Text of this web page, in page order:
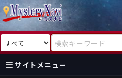
検索対象 検索キーワード
サイトメニュー